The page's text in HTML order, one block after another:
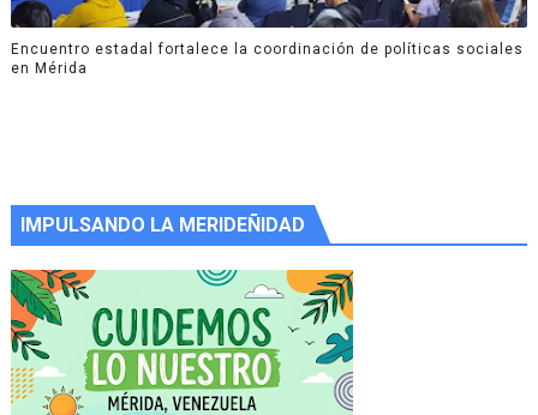
Encuentro estadal fortalece la coordinación de políticas sociales
en Mérida
IMPULSANDO LA MERIDEÑIDAD